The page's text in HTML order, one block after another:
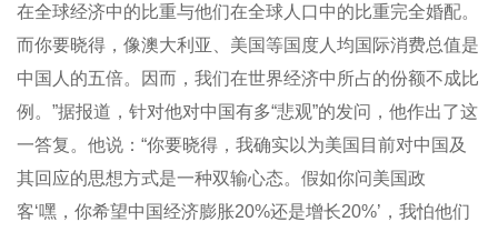
在全球经济中的比重与他们在全球人口中的比重完全婚配。
而你要晓得，像澳大利亚、美国等国度人均国际消费总值是
中国人的五倍。因而，我们在世界经济中所占的份额不成比
例。”据报道，针对他对中国有多“悲观”的发问，他作出了这
一答复。他说：“你要晓得，我确实以为美国目前对中国及
其回应的思想方式是一种双输心态。假如你问美国政
客‘嘿，你希望中国经济膨胀20%还是增长20%’，我怕他们